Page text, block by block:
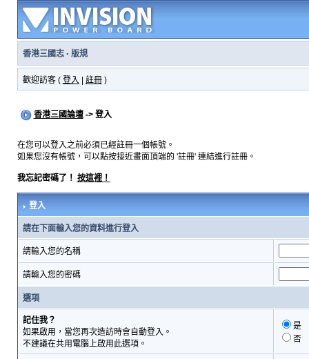
香港三國志· 版規
歡迎訪客 ( 登入 註冊)
香港三國論壇-> 登入
在您可以登入之前必須已經註冊一個帳號。
如果您沒有帳號，可以點按接近畫面頂端的 '註冊' 連結進行註冊。
我忘記密碼了！ 按這裡！
登入
請在下面輸入您的資料進行登入
請輸入您的名稱
請輸入您的密碼
選項
記住我？
如果啟用，當您再次造訪時會自動登入。
不建議在共用電腦上啟用此選項。
是
否